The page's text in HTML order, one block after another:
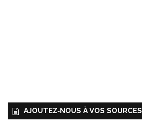
AJOUTEZ‑NOUS À VOS SOURCES